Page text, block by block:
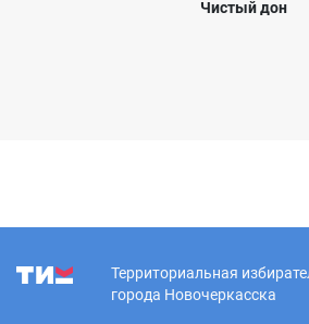
Чистый дон
Территориальная
города Новочеркасска